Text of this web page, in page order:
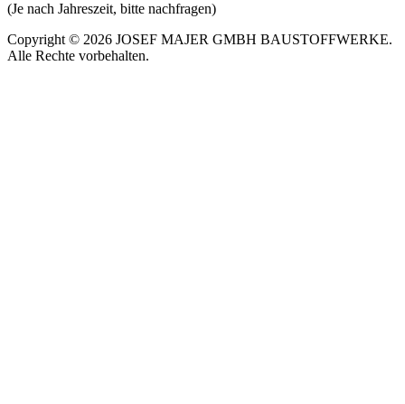
(Je nach Jahreszeit, bitte nachfragen)
Copyright © 2026 JOSEF MAJER GMBH BAUSTOFFWERKE.
Alle Rechte vorbehalten.